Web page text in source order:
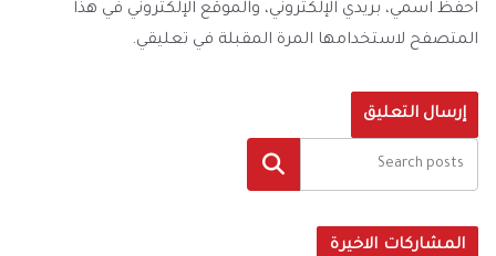
احفظ اسمي، بريدي الإلكتروني، والموقع الإلكتروني في هذا
المتصفح لاستخدامها المرة المقبلة في تعليقي.
البحث
المشاركات الاخيرة